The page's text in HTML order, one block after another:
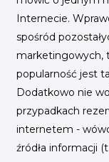
Internecie.
spośród
marketingowych,
popularność jest
Dodatkowo nie
przypadkach
internetem -
źródła informacji